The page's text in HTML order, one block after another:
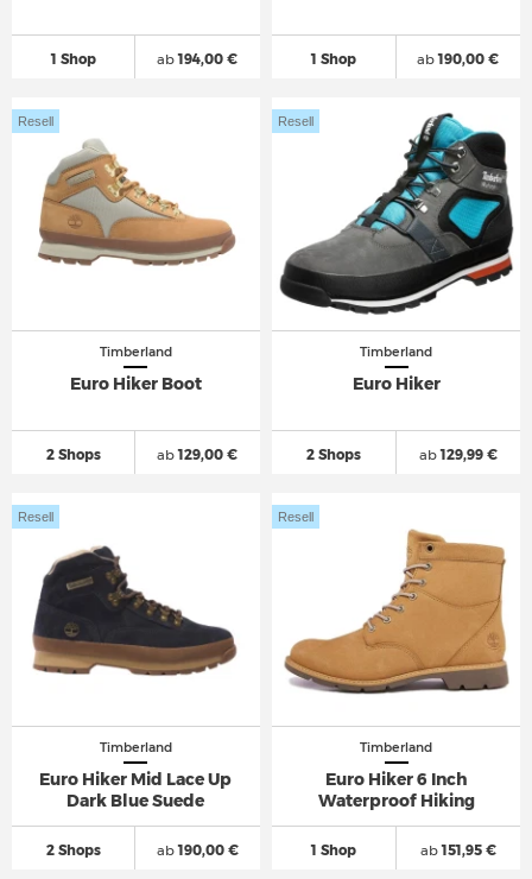
1 Shop ab194,00 € 1 Shop ab190,00 €
Timberland
Euro Hiker Boot
2 Shops
Resell
ab129,00 €
Timberland
Euro Hiker
2 Shops
Resell
ab129,99 €
Timberland
Euro Hiker Mid Lace Up
Dark Blue Suede
2 Shops
Resell
ab190,00 €
Timberland
Euro Hiker 6 Inch
Waterproof Hiking
1 Shop
Resell
ab151,95 €